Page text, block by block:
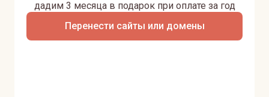
Перенести сайты или домены
дадим 3 месяца в подарок при оплате за год